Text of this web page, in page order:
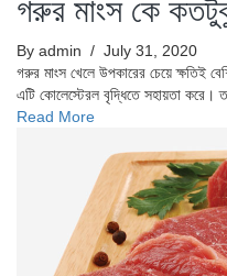
গরুর মাংস কে
By admin / July 31, 2020
গরুর মাংস খেলে উপকারের চেয়ে ক্ষতিই
এটি কোলেস্টেরল বৃদ্ধিতে সহায়তা করে।
Read More